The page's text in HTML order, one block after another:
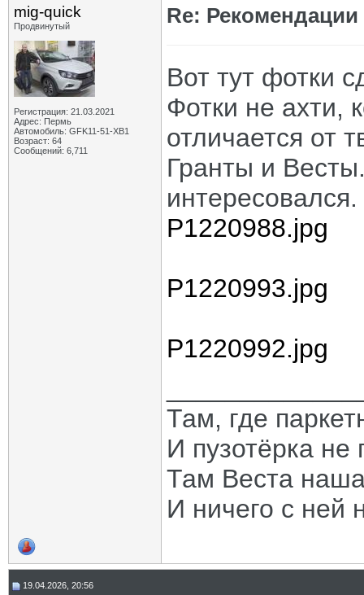
mig-quick
Продвинутый
Регистрация: 21.03.2021
Адрес: Пермь
Автомобиль: GFK11-51-ХВ1
Возраст: 64
Сообщений: 6,711
Re:
Вот тут фотки
Фотки не ахти,
отличается от
Гранты и
P1220988.jpg
P1220993.jpg
P1220992.jpg
Там, где
И пузотёрка не
Там Веста
И ничего с ней
19.04.2026, 20:56